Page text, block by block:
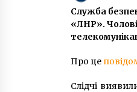
Служба
«ЛНР».
Про це
Слідчі